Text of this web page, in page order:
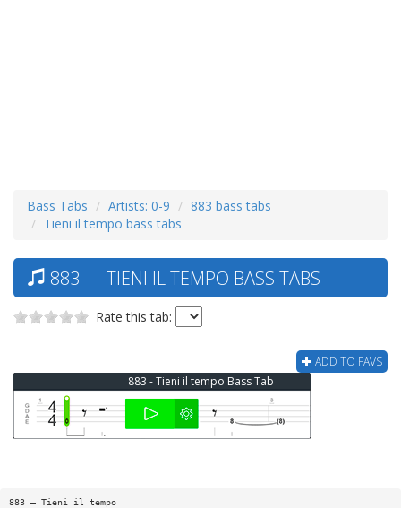
Bass Tabs Artists: 0-9
883 bass tabs
Tieni il tempo bass tabs
883 — TIENI IL TEMPO BASS TABS
Rate this tab:
ADD TO FAVS
883 - Tieni il tempo Bass Tab
883 — Tieni il tempo